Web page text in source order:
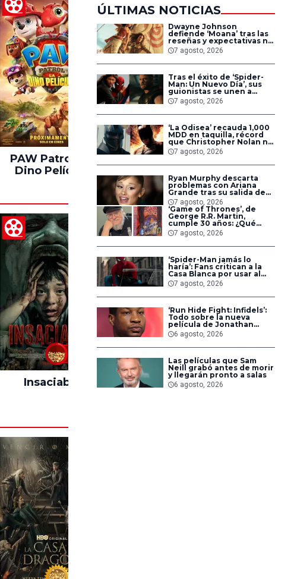
PAW Patrol: La
Dino Película
Los Juegos del
Amanecer en La
Cosecha
Insaciable
El Día D: Bajo
ÚLTIMAS NOTICIAS
Dwayne Johnson
defiende ‘Moana’ tras las
reseñas y expectativas no
cumplidas: ‘Así son las
cosas’
7 agosto, 2026
Tras el éxito de ‘Spider-
Man: Un Nuevo Día’, sus
guionistas se unen a
‘Avengers: Doomsday’ y
‘Secret Wars’
7 agosto, 2026
‘La Odisea’ recauda 1,000
MDD en taquilla, récord
que Christopher Nolan no
alcanzaba desde hace 14
años
7 agosto, 2026
Ryan Murphy descarta
problemas con Ariana
Grande tras su salida de
‘American Horror Story’
7 agosto, 2026
‘Game of Thrones’, de
George R.R. Martin,
cumple 30 años: ¿Qué
sabemos del futuro de la
saga?
7 agosto, 2026
‘Spider-Man jamás lo
haría’: Fans critican a la
Casa Blanca por usar al
héroe para promover
deportaciones
7 agosto, 2026
‘Run Hide Fight: Infidels’:
Todo sobre la nueva
película de Jonathan
Majors en la que lucha
contra islamistas
radicales
6 agosto, 2026
Las películas que Sam
Neill grabó antes de morir
y llegarán pronto a salas
6 agosto, 2026